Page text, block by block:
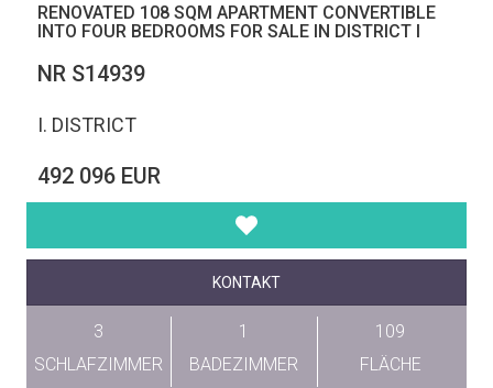
RENOVATED 108 SQM APARTMENT CONVERTIBLE
INTO FOUR BEDROOMS FOR SALE IN DISTRICT I
NR S14939
I. DISTRICT
492 096 EUR
KONTAKT
3
SCHLAFZIMMER
1
BADEZIMMER
109
FLÄCHE